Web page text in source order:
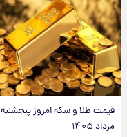
مرداد ۱۴۰۵